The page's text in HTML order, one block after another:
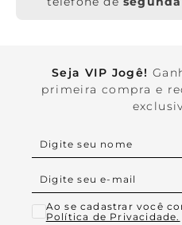
Seja VIP Jogê!
primeira compra e
Ao se cadastrar você
Política de Privacidade.